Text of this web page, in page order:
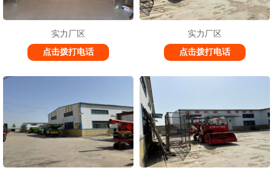
实力厂区
点击拨打电话
实力厂区
点击拨打电话